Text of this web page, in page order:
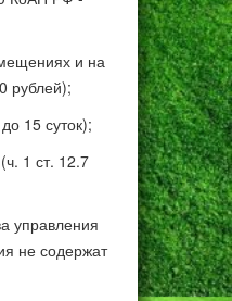
и на
рублей);
15 суток);
1 ст. 12.7
управления
не содержат